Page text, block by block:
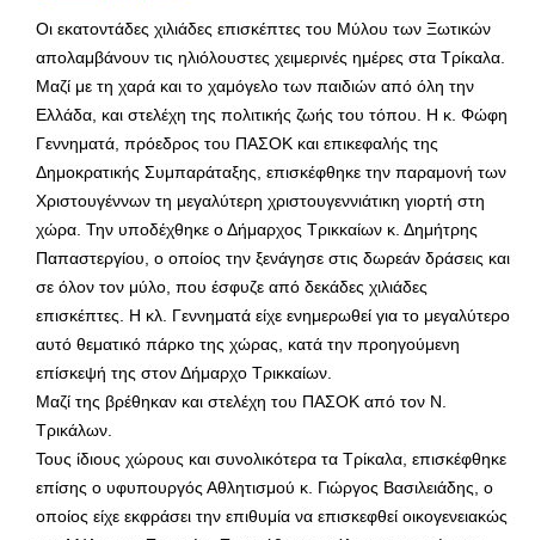
Οι εκατοντάδες χιλιάδες επισκέπτες του Μύλου των Ξωτικών
απολαμβάνουν τις ηλιόλουστες χειμερινές ημέρες στα Τρίκαλα.
Μαζί με τη χαρά και το χαμόγελο των παιδιών από όλη την
Ελλάδα, και στελέχη της πολιτικής ζωής του τόπου. Η κ. Φώφη
Γεννηματά, πρόεδρος του ΠΑΣΟΚ και επικεφαλής της
Δημοκρατικής Συμπαράταξης, επισκέφθηκε την παραμονή των
Χριστουγέννων τη μεγαλύτερη χριστουγεννιάτικη γιορτή στη
χώρα. Την υποδέχθηκε ο Δήμαρχος Τρικκαίων κ. Δημήτρης
Παπαστεργίου, ο οποίος την ξενάγησε στις δωρεάν δράσεις και
σε όλον τον μύλο, που έσφυζε από δεκάδες χιλιάδες
επισκέπτες. Η κλ. Γεννηματά είχε ενημερωθεί για το μεγαλύτερο
αυτό θεματικό πάρκο της χώρας, κατά την προηγούμενη
επίσκεψή της στον Δήμαρχο Τρικκαίων.
Μαζί της βρέθηκαν και στελέχη του ΠΑΣΟΚ από τον Ν.
Τρικάλων.
Τους ίδιους χώρους και συνολικότερα τα Τρίκαλα, επισκέφθηκε
επίσης ο υφυπουργός Αθλητισμού κ. Γιώργος Βασιλειάδης, ο
οποίος είχε εκφράσει την επιθυμία να επισκεφθεί οικογενειακώς